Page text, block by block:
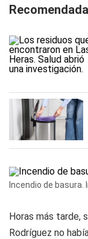
Incendio de basura.
Horas más tarde,
Rodríguez no